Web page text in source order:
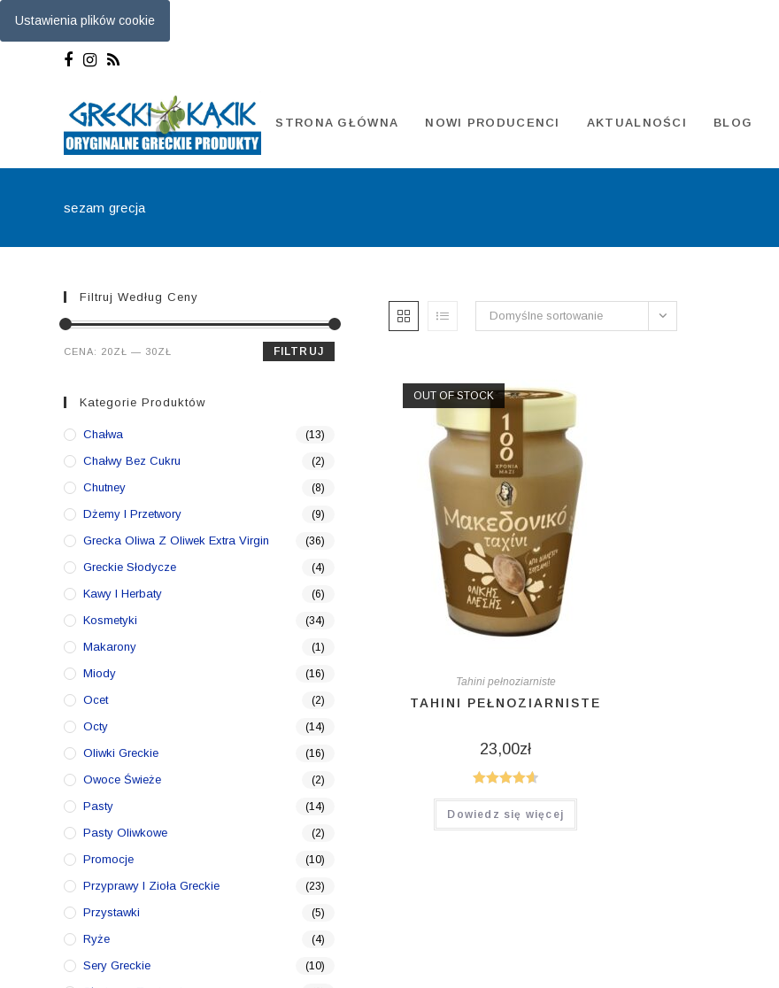
Ustawienia plików cookie
STRONA GŁÓWNA NOWI PRODUCENCI AKTUALNOŚCI BLOG
sezam grecja
Domyślne sortowanie
OUT OF STOCK
Tahini pełnoziarniste
TAHINI PEŁNOZIARNISTE
23,00zł
Oceniono
4.67 na 5
Dowiedz się więcej
Filtruj Według Ceny
Cena
Cena
FILTRUJ
CENA: 20ZŁ — 30ZŁ
Kategorie Produktów
Chałwa (13)
Chałwy Bez Cukru (2)
Chutney (8)
Dżemy I Przetwory (9)
Grecka Oliwa Z Oliwek Extra Virgin (36)
Greckie Słodycze (4)
Kawy I Herbaty (6)
Kosmetyki (34)
Makarony (1)
Miody (16)
Ocet (2)
Octy (14)
Oliwki Greckie (16)
Owoce Świeże (2)
Pasty (14)
Pasty Oliwkowe (2)
Promocje (10)
Przyprawy I Zioła Greckie (23)
Przystawki (5)
Ryże (4)
Sery Greckie (10)